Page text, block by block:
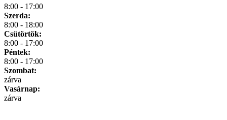
8:00 - 17:00
Szerda:
8:00 - 18:00
Csütörtök:
8:00 - 17:00
Péntek:
8:00 - 17:00
Szombat:
zárva
Vasárnap:
zárva